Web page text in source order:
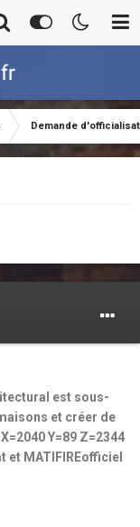
Demande
est sous-
et créer de
Y=89 Z=2344
et MATIFIREofficiel